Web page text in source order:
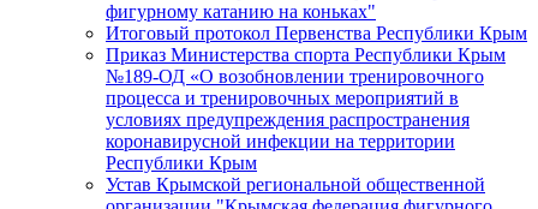
фигурному катанию на коньках"
Итоговый протокол Первенства Республики Крым
Приказ Министерства спорта Республики Крым
№189-ОД «О возобновлении тренировочного
процесса и тренировочных мероприятий в
условиях предупреждения распространения
коронавирусной инфекции на территории
Республики Крым
Устав Крымской региональной общественной